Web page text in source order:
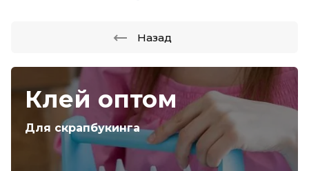
Клей оптом
Для скрапбукинга
Назад